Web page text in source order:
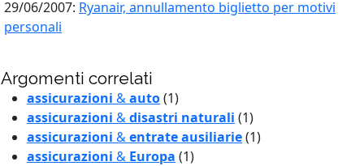
29/06/2007: Ryanair, annullamento biglietto per motivi
personali
Argomenti correlati
assicurazioni &auto(1)
assicurazioni &disastri naturali (1)
assicurazioni &entrate ausiliarie(1)
assicurazioni & Europa (1)